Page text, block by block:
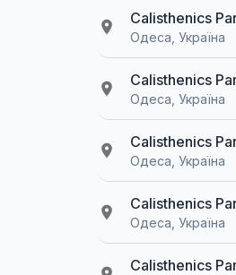
Calisthenics
Одеса, Україна
Calisthenics
Одеса, Україна
Calisthenics
Одеса, Україна
Calisthenics
Одеса, Україна
Calisthenics